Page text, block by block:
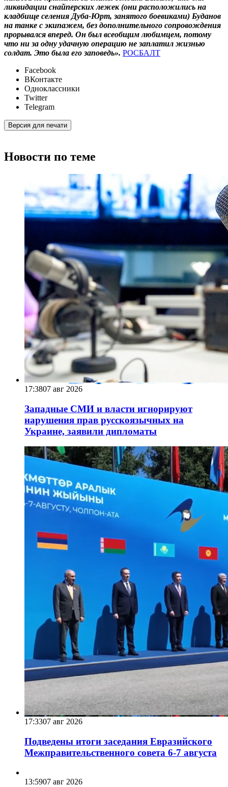
ликвидации снайперских лежек (они расположились на
кладбище селения Дуба-Юрт, занятого боевиками) Буданов
на танке с экипажем, без дополнительного сопровождения
прорывался вперед. Он был всеобщим любимцем, потому
что ни за одну удачную операцию не заплатил жизнью
солдат. Это была его заповедь». РОСБАЛТ
Facebook
ВКонтакте
Одноклассники
Twitter
Telegram
Версия для печати
Новости по теме
17:3807 авг 2026
Западные СМИ и власти игнорируют
нарушения прав русскоязычных на
Украине, заявили дипломаты
17:3307 авг 2026
Подведены итоги заседания Евразийского
Межправительственного совета 6-7 августа
13:5907 авг 2026